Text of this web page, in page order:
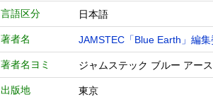
言語区分 日本語
著者名 JAMSTEC「Blue Earth」編
著者名ヨミ ジャムステック ブルー アー
出版地 東京